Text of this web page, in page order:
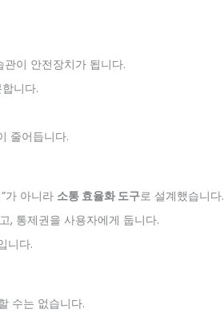
이 안전장치가 됩니다.
니다.
줄어듭니다.
가 아니라 소통 효율화 도구로 설계했습니다.
, 통제권을 사용자에게 둡니다.
니다.
수는 없습니다.